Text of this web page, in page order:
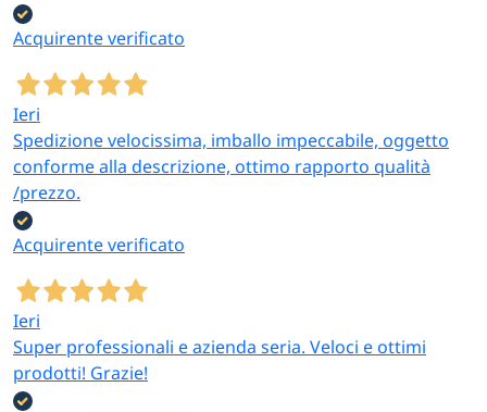
Acquirente verificato
Ieri
Spedizione velocissima, imballo impeccabile, oggetto
conforme alla descrizione, ottimo rapporto qualità
/prezzo.
Acquirente verificato
Ieri
Super professionali e azienda seria. Veloci e ottimi
prodotti! Grazie!